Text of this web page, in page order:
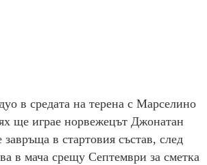
в средата на терена с Марселино
ще играе норвежецът Джонатан
в стартовия състав, след
в мача срещу Септември за сметка